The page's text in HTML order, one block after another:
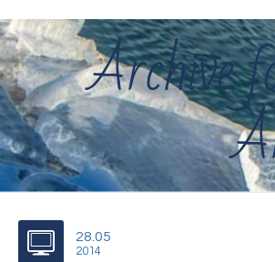
Archive
28.05
2014